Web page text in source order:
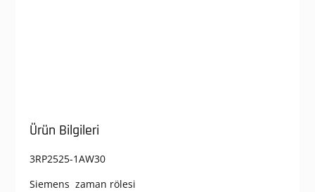
Ürün Bilgileri
3RP2525-1AW30
Siemens zaman rölesi